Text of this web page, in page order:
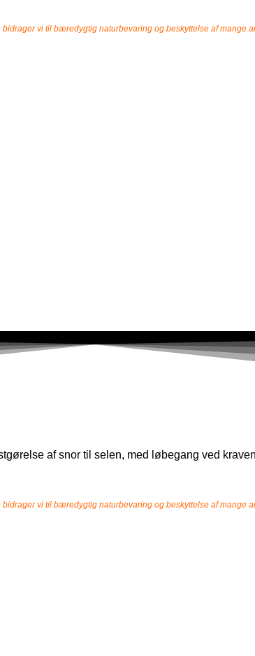
vi til bæredygtig naturbevaring og beskyttelse af mange
af snor til selen, med løbegang ved
vi til bæredygtig naturbevaring og beskyttelse af mange